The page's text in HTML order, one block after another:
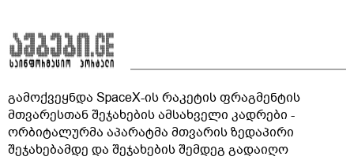
გამოქვეყნდა SpaceX-ის რაკეტის ფრაგმენტის
მთვარესთან შეჯახების ამსახველი კადრები -
ორბიტალურმა აპარატმა მთვარის ზედაპირი
შეჯახებამდე და შეჯახების შემდეგ გადაიღო